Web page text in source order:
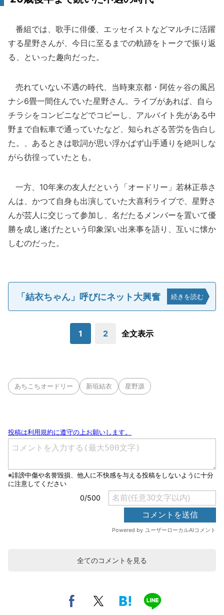
番組では、歌手に俳優、エッセイストなどマルチに活躍
する星野さんが、今日に至るまでの軌跡をトークで振り返
る、といった趣向だった。
売れていない不遇の時代、当時東京都・阿佐ヶ谷の風呂
ナシ6畳一間住んでいた星野さん。ライブがあれば、自ら
チラシをコンビニなどでコピーし、アルバイト先がある中
野まで自転車で通っていたなど、知られざる苦労を告白し
た。、あるときは歌詞が思い浮かばず山手通りを絶叫しな
がら彷徨っていたとも。
一方、10年来の友人だという「オードリー」若林正恭さ
んは、かつて自身も出演していた大喜利ライブで、星野さ
んが芸人に交じって参加し、名だたるメンバーを置いて優
勝を成し遂げたという印象深い出来事を語り、互いに懐か
しむのだった。
「結衣ちゃん」呼びにネット大興奮 続きを読む
1 2 全文表示
あちこちオードリー 新垣結衣 星野源
全てのコメントを見る